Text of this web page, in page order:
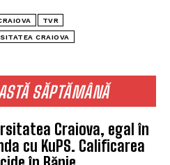
SĂPTĂMÂNĂ
Craiova, egal în
cu KuPS. Calificarea
TVR
CRAIOVA